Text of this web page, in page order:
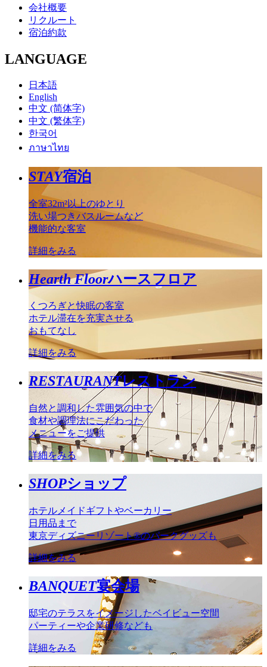
会社概要
リクルート
宿泊約款
LANGUAGE
日本語
English
中文 (简体字)
中文 (繁体字)
한국어
ภาษาไทย
STAY宿泊
全室32m²以上のゆとり
洗い場つきバスルームなど
機能的な客室
詳細をみる
Hearth Floorハースフロア
くつろぎと快眠の客室
ホテル滞在を充実させる
おもてなし
詳細をみる
RESTAURANTレストラン
自然と調和した雰囲気の中で
食材や調理法にこだわった
メニューをご提供
詳細をみる
SHOPショップ
ホテルメイドギフトやベーカリー
日用品まで
東京ディズニーリゾート®のパークグッズも
詳細をみる
BANQUET宴会場
邸宅のテラスをイメージしたベイビュー空間
パーティーや企業研修なども
詳細をみる